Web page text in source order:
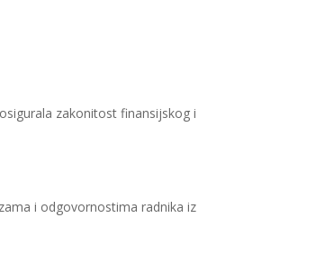
zakonitost finansijskog i
i odgovornostima radnika iz